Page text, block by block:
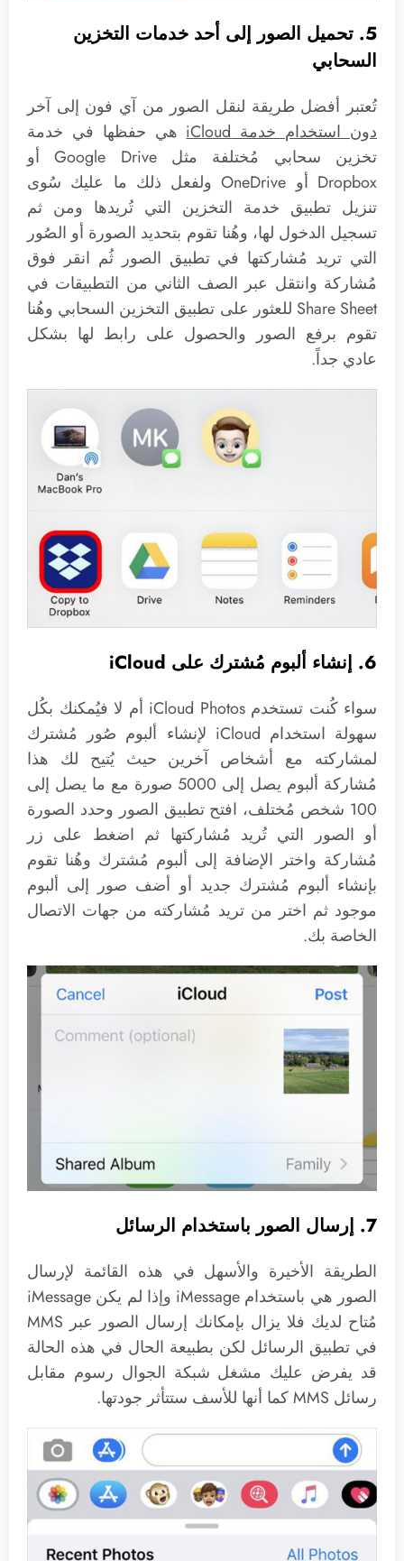
5. تحميل الصور إلى أحد خدمات التخزين
السحابي
تُعتبر أفضل طريقة لنقل الصور من آي فون إلى آخر
دون استخدام خدمةiCloudهي حفظها في خدمة
تخزين سحابي مُختلفة مثل Google Drive أو
Dropbox أو OneDrive ولفعل ذلك ما عليك سُوى
تنزيل تطبيق خدمة التخزين التي تُريدها ومن ثم
تسجيل الدخول لها، وهُنا تقوم بتحديد الصورة أو الصُور
التي تريد مُشاركتها في تطبيق الصور ثُم انقر فوق
مُشاركة وانتقل عبر الصف الثاني من التطبيقات في
Share Sheet للعثور على تطبيق التخزين السحابي وهُنا
تقوم برفع الصور والحصول على رابط لها بشكل
عادي جداً.
6. إنشاء ألبوم مُشترك على iCloud
سواء كُنت تستخدم iCloud Photos أم لا فيُمكنك بكُل
سهولة استخدام iCloud لإنشاء ألبوم صُور مُشترك
لمشاركته مع أشخاص آخرين حيث يُتيح لك هذا
مُشاركة ألبوم يصل إلى 5000 صورة مع ما يصل إلى
100 شخص مُختلف، افتح تطبيق الصور وحدد الصورة
أو الصور التي تُريد مُشاركتها ثم اضغط على زر
مُشاركة واختر الإضافة إلى ألبوم مُشترك وهُنا تقوم
بإنشاء ألبوم مُشترك جديد أو أضف صور إلى ألبوم
موجود ثم اختر من تريد مُشاركته من جهات الاتصال
الخاصة بك.
7. إرسال الصور باستخدام الرسائل
الطريقة الأخيرة والأسهل في هذه القائمة لإرسال
الصور هي باستخدام iMessage وإذا لم يكن iMessage
مُتاح لديك فلا يزال بإمكانك إرسال الصور عبر MMS
في تطبيق الرسائل لكن بطبيعة الحال في هذه الحالة
قد يفرض عليك مشغل شبكة الجوال رسوم مقابل
رسائل MMS كما أنها للأسف ستتأثر جودتها.